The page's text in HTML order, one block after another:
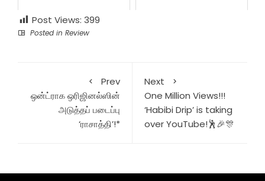
Post Views: 399
Posted in Review
Prev
ஒன்ட்ராக ஒரிஜினல்ஸின்
அடுத்தப் படைப்பு
‘ராசாத்தி’!*
Next
One Million Views!!!
‘Habibi Drip’ is taking
over YouTube!🕺🎉🎊